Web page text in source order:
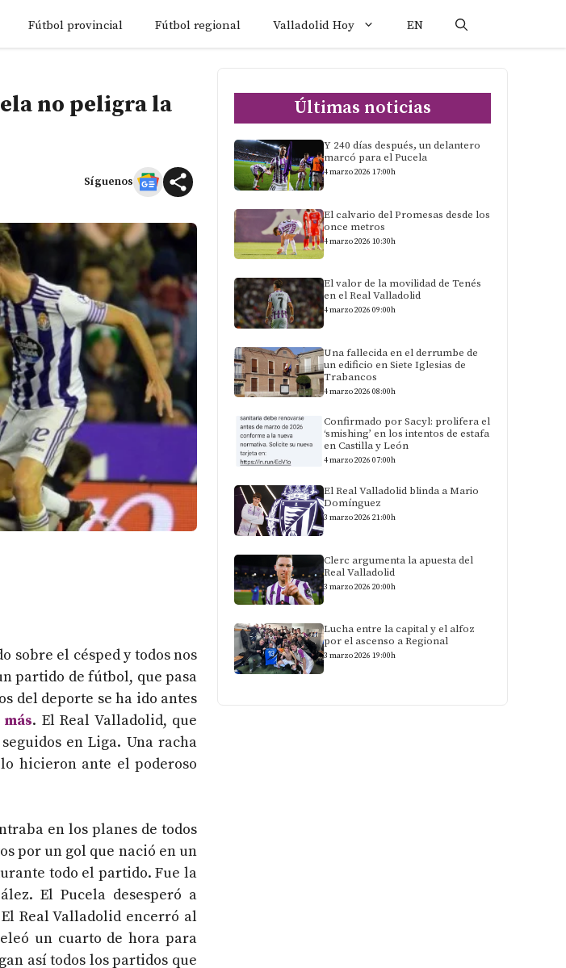
Fútbol provincial Fútbol regional Valladolid Hoy EN
no peligra la
Síguenos
sobre el césped y todos nos
partido de fútbol, que pasa
del deporte se ha ido antes
. El Real Valladolid, que
en Liga. Una racha
hicieron ante el poderoso
en los planes de todos
por un gol que nació en un
todo el partido. Fue la
El Pucela desesperó a
Real Valladolid encerró al
un cuarto de hora para
así todos los partidos que
Últimas noticias
Y 240 días después, un delantero
marcó para el Pucela
4 marzo 2026 17:00h
El calvario del Promesas desde los
once metros
4 marzo 2026 10:30h
El valor de la movilidad de Tenés
en el Real Valladolid
4 marzo 2026 09:00h
Una fallecida en el derrumbe de
un edificio en Siete Iglesias de
Trabancos
4 marzo 2026 08:00h
Confirmado por Sacyl: prolifera el
‘smishing’ en los intentos de estafa
en Castilla y León
4 marzo 2026 07:00h
El Real Valladolid blinda a Mario
Domínguez
3 marzo 2026 21:00h
Clerc argumenta la apuesta del
Real Valladolid
3 marzo 2026 20:00h
Lucha entre la capital y el alfoz
por el ascenso a Regional
3 marzo 2026 19:00h